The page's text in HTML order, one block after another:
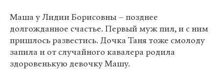
Маша у Лидии Борисовны – позднее
долгожданное счастье. Первый муж пил, и с ним
пришлось развестись. Дочка Таня тоже смолоду
запила и от случайного кавалера родила
здоровенькую девочку Машу.